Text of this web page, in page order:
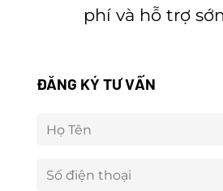
phí và hỗ trợ
ĐĂNG KÝ TƯ VẤN